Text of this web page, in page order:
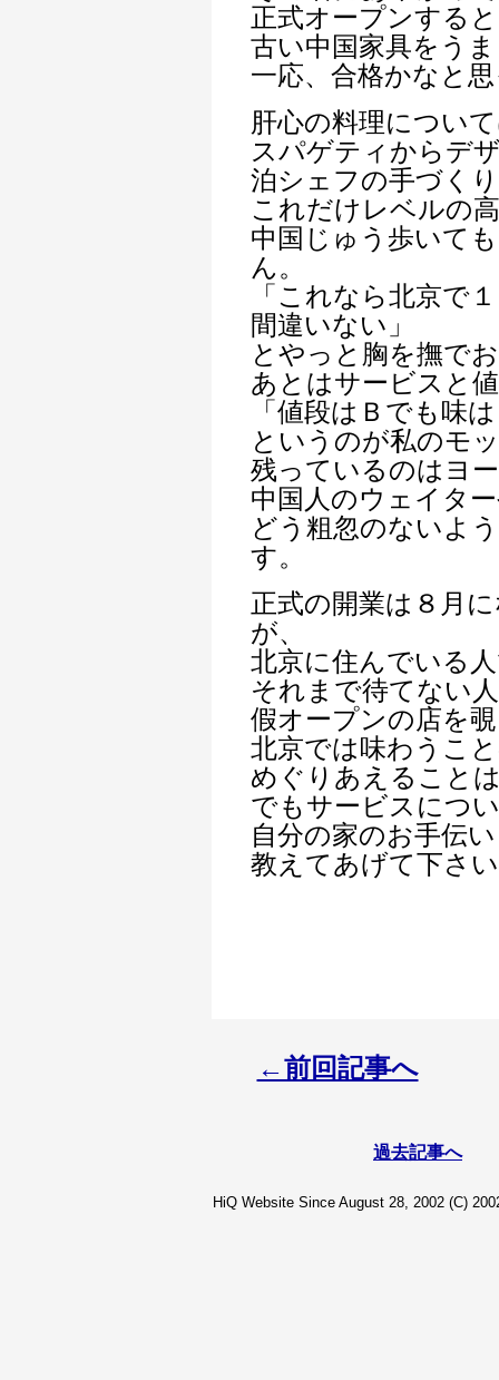
正式オープンする
古い中国家具をう
一応、合格かなと
肝心の料理につい
スパゲティからデ
泊シェフの手づく
これだけレベルの
中国じゅう歩いて
ん。
「これなら北京で
間違いない」
とやっと胸を撫で
あとはサービスと
「値段はＢでも味
というのが私のモ
残っているのはヨ
中国人のウェイタ
どう粗忽のないよ
す。
正式の開業は８月
が、
北京に住んでいる
それまで待てない
假オープンの店を
北京では味わうこ
めぐりあえること
でもサービスにつ
自分の家のお手伝
教えてあげて下さ
←前回記事へ
過去記事へ
HiQ Website Since August 28, 2002 (C)